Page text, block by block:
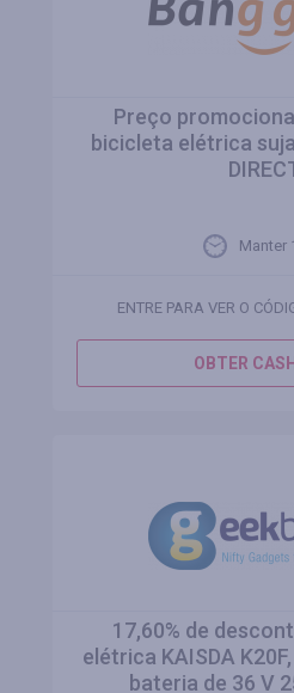
Preço
bicicleta elétrica
Manter
ENTRE PARA VER O
OBTER
17,60% de
elétrica KAISDA
bateria de 36 V